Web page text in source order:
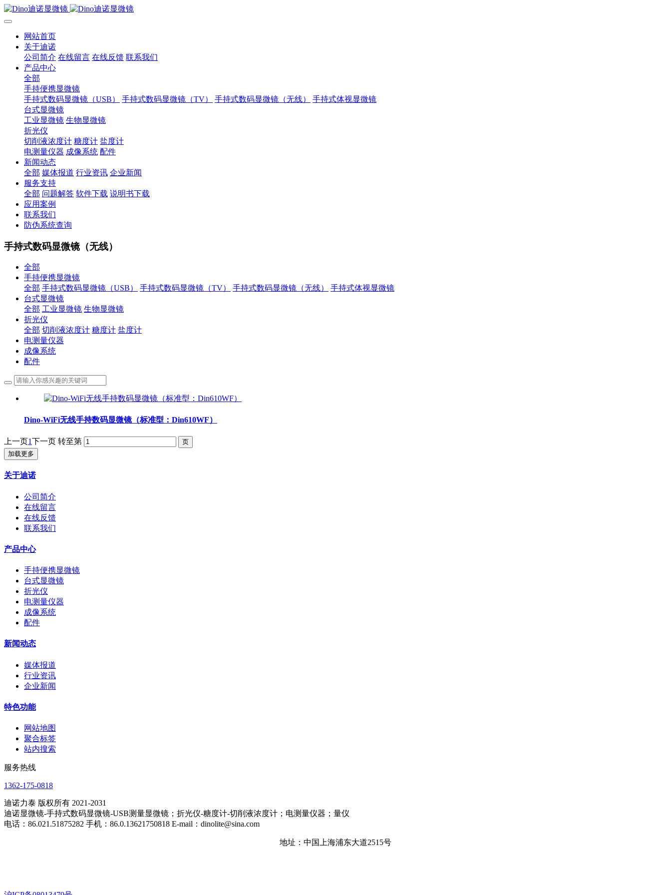
网站首页
关于迪诺
公司简介 在线留言 在线反馈 联系我们
产品中心
全部
手持便携显微镜
手持式数码显微镜（USB）
手持式数码显微镜（TV） 手持式数码显微镜（无线）
手持式体视显微镜
台式显微镜
工业显微镜 生物显微镜
折光仪
切削液浓度计 糖度计 盐度计
电测量仪器 成像系统 配件
新闻动态
全部 媒体报道 行业资讯 企业新闻
服务支持
全部 问题解答 软件下载 说明书下载
应用案例
联系我们
防伪系统查询
手持式数码显微镜（无线）
全部
手持便携显微镜
全部 手持式数码显微镜（USB） 手持式数码显微镜（TV） 手持式数码显微镜（无线）
手持式体视显微镜
台式显微镜
全部 工业显微镜 生物显微镜
折光仪
全部 切削液浓度计 糖度计 盐度计
电测量仪器
成像系统
配件
Dino-WiFi无线手持数码显微镜（标准型：Din610WF）
上一页1下一页 转至第
加载更多
关于迪诺
公司简介
在线留言
在线反馈
联系我们
产品中心
手持便携显微镜
台式显微镜
折光仪
电测量仪器
成像系统
配件
新闻动态
媒体报道
行业资讯
企业新闻
特色功能
网站地图
聚合标签
站内搜索
服务热线
1362-175-0818
迪诺力泰 版权所有 2021-2031
迪诺显微镜-手持式数码显微镜-USB测量显微镜；折光仪-糖度计-切削液浓度计；电测量仪器；量仪
电话：86.021.51875282 手机：86.0.13621750818 E-mail：dinolite@sina.com
地址：中国上海浦东大道2515号